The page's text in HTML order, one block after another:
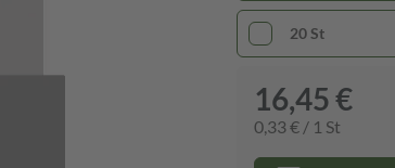
20 St
16,45 €
0,33 € / 1 St